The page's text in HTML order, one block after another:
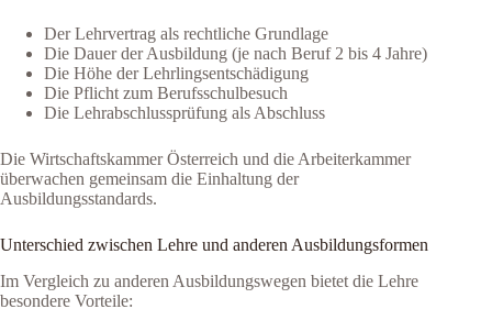
Der Lehrvertrag als rechtliche Grundlage
Die Dauer der Ausbildung (je nach Beruf 2 bis 4 Jahre)
Die Höhe der Lehrlingsentschädigung
Die Pflicht zum Berufsschulbesuch
Die Lehrabschlussprüfung als Abschluss
Die Wirtschaftskammer Österreich und die Arbeiterkammer
überwachen gemeinsam die Einhaltung der
Ausbildungsstandards.
Unterschied zwischen Lehre und anderen Ausbildungsformen
Im Vergleich zu anderen Ausbildungswegen bietet die Lehre
besondere Vorteile: